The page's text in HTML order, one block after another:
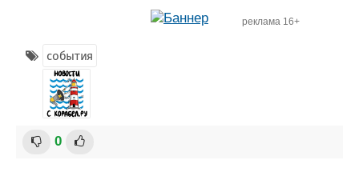
Все службы
реклама 16+
события
0